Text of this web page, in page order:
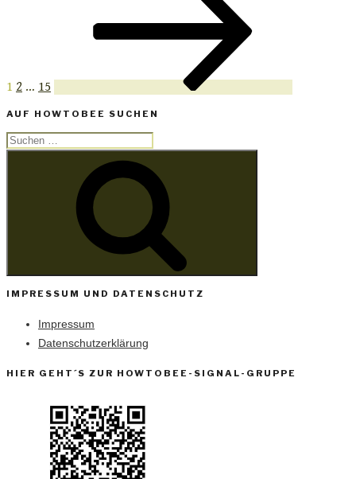
1 2 … 15
AUF HOWTOBEE SUCHEN
Suchen
IMPRESSUM UND DATENSCHUTZ
Impressum
Datenschutzerklärung
HIER GEHT´S ZUR HOWTOBEE-SIGNAL-GRUPPE